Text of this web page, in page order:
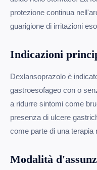
protezione continua
guarigione di irritazioni
Indicazioni
Dexlansoprazolo è
gastroesofageo con o
a ridurre sintomi come
presenza di ulcere
come parte di una terapia
Modalità